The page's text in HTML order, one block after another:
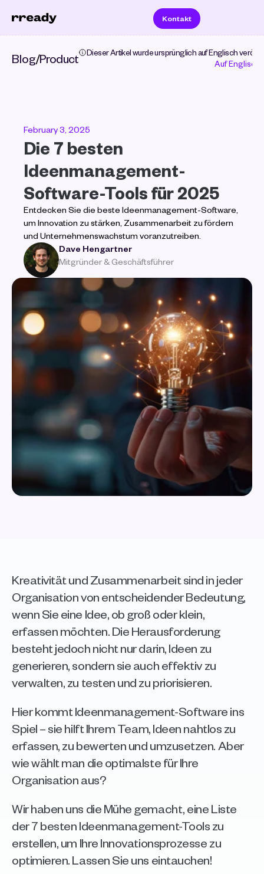
Kontakt
Blog/Product
Dieser Artikel wurde ursprünglich auf Englisch
Auf Englisch
February 3, 2025
Die 7 besten
Ideenmanagement-
Software-Tools für 2025
Entdecken Sie die beste Ideenmanagement-Software,
um Innovation zu stärken, Zusammenarbeit zu fördern
und Unternehmenswachstum voranzutreiben.
Dave Hengartner
Mitgründer & Geschäftsführer
Kreativität und Zusammenarbeit sind in jeder
Organisation von entscheidender Bedeutung,
wenn Sie eine Idee, ob groß oder klein,
erfassen möchten. Die Herausforderung
besteht jedoch nicht nur darin, Ideen zu
generieren, sondern sie auch effektiv zu
verwalten, zu testen und zu priorisieren.
Hier kommt Ideenmanagement-Software ins
Spiel – sie hilft Ihrem Team, Ideen nahtlos zu
erfassen, zu bewerten und umzusetzen. Aber
wie wählt man die optimalste für Ihre
Organisation aus?
Wir haben uns die Mühe gemacht, eine Liste
der 7 besten Ideenmanagement-Tools zu
erstellen, um Ihre Innovationsprozesse zu
optimieren. Lassen Sie uns eintauchen!